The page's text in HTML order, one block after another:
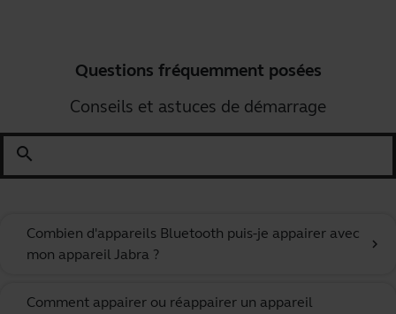
Questions fréquemment posées
Conseils et astuces de démarrage
search
Combien d'appareils Bluetooth puis-je appairer avec
mon appareil Jabra ?
chevron_right
Comment appairer ou réappairer un appareil